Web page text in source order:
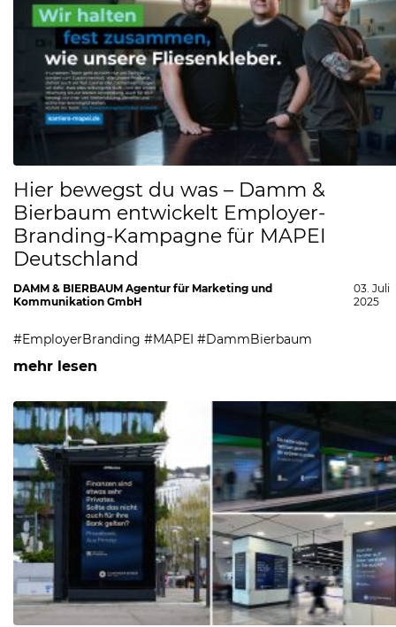
Hier bewegst du was – Damm &
Bierbaum entwickelt Employer-
Branding-Kampagne für MAPEI
Deutschland
DAMM & BIERBAUM Agentur für Marketing und
Kommunikation GmbH
03. Juli
2025
#EmployerBranding #MAPEI #DammBierbaum
mehr lesen